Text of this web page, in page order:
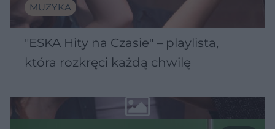
MUZYKA
"ESKA Hity na Czasie" – playlista,
która rozkręci każdą chwilę